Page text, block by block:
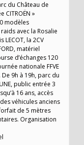
du Château de
CITROËN »
modèles
avec la Rosalie
LECOT, la 2CV
matériel
d’échanges 120
nationale FFVE
9h à 19h, parc du
public entrée 3
16 ans, accès
véhicules anciens
de 5 mètres
Organisation